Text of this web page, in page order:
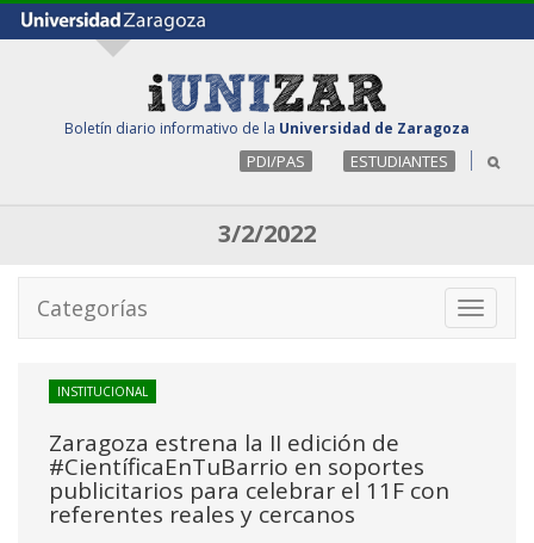
Boletín diario informativo de la Universidad de Zaragoza
PDI/PAS ESTUDIANTES
3/2/2022
Toggle
Categorías
INSTITUCIONAL
Zaragoza estrena la II edición de
#CientíficaEnTuBarrio en soportes
publicitarios para celebrar el 11F con
referentes reales y cercanos